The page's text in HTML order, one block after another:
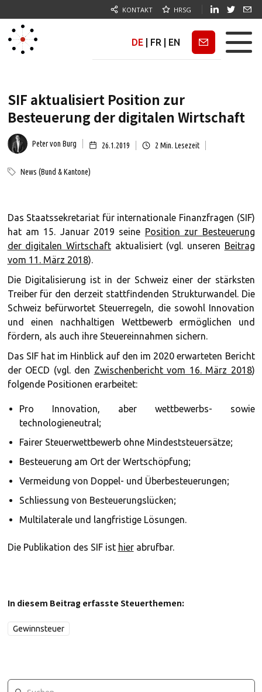
KONTAKT HRSG
DE FR EN Newsletter
SIF aktualisiert Position zur
Besteuerung der digitalen Wirtschaft
Peter von Burg 26.1.2019 2 Min. Lesezeit
News (Bund & Kantone)
Das Staatssekretariat für internationale Finanzfragen (SIF)
hat am 15. Januar 2019 seine Position zur Besteuerung
der digitalen Wirtschaftaktualisiert (vgl. unseren Beitrag
vom 11. März 2018).
Die Digitalisierung ist in der Schweiz einer der stärksten
Treiber für den derzeit stattfindenden Strukturwandel. Die
Schweiz befürwortet Steuerregeln, die sowohl Innovation
und einen nachhaltigen Wettbewerb ermöglichen und
fördern, als auch ihre Steuereinnahmen sichern.
Das SIF hat im Hinblick auf den im 2020 erwarteten Bericht
der OECD (vgl. den Zwischenbericht vom 16. März 2018)
folgende Positionen erarbeitet:
Pro Innovation, aber wettbewerbs- sowie
technologieneutral;
Fairer Steuerwettbewerb ohne Mindeststeuersätze;
Besteuerung am Ort der Wertschöpfung;
Vermeidung von Doppel- und Überbesteuerungen;
Schliessung von Besteuerungslücken;
Multilaterale und langfristige Lösungen.
Die Publikation des SIF ist hierabrufbar.
In diesem Beitrag erfasste Steuerthemen:
Gewinnsteuer